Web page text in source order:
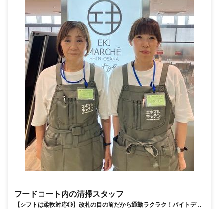
フードコート内の清掃スタッフ
【シフトは柔軟対応◎】改札の目の前だから通勤ラクラク！バイトデビ